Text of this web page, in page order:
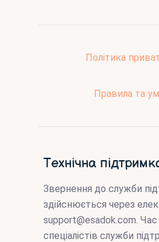
Політика
Правила та
Технічна
Звернення до служби
здійснюється через
support@esadok.com. Час
спеціалістів служби